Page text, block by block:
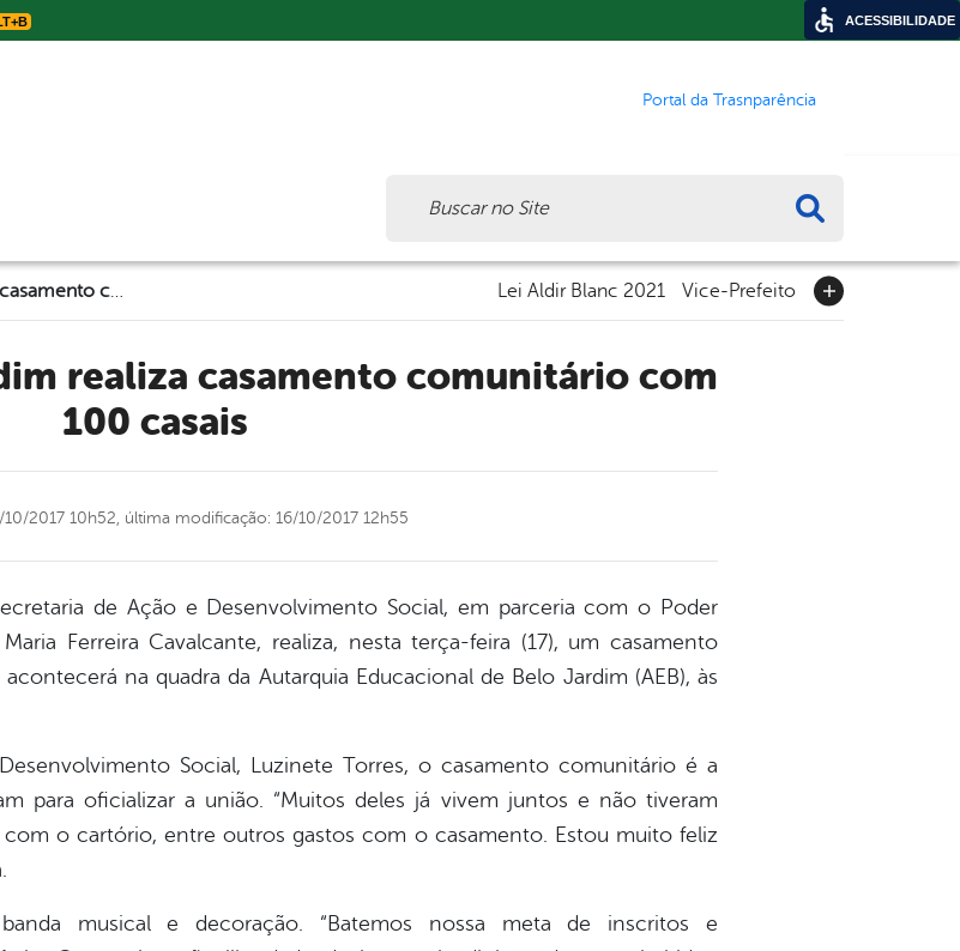
Portal da Trasnparência
Lei Aldir Blanc 2021 Vice-Prefeito
100 casais
2017 10h52, última modificação: 16/10/2017 12h55
de Ação e Desenvolvimento Social, em parceria com o Poder
Ferreira Cavalcante, realiza, nesta terça-feira (17), um casamento
na quadra da Autarquia Educacional de Belo Jardim (AEB), às
Social, Luzinete Torres, o casamento comunitário é a
para oficializar a união. “Muitos deles já vivem juntos e não tiveram
com o cartório, entre outros gastos com o casamento. Estou muito feliz
musical e decoração. “Batemos nossa meta de inscritos e
ACESSIBILIDADE